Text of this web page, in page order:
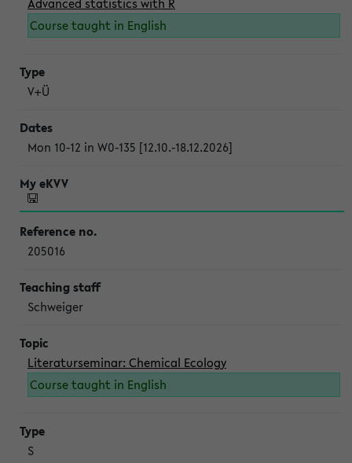
Course taught in English
V+Ü
Mon 10-12 in W0-135 [12.10.-18.12.2026]
205016
Schweiger
Literaturseminar: Chemical Ecology
Course taught in English
S